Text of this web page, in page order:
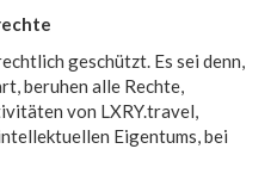
geschützt. Es sei denn,
beruhen alle Rechte,
von LXRY.travel,
Eigentums, bei